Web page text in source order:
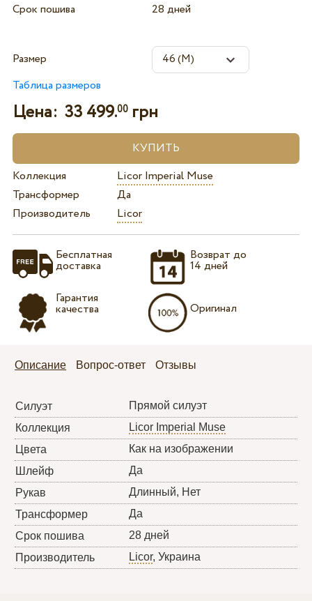
Срок пошива
28 дней
Размер
Таблица размеров
Цена: 33 499.00грн
Коллекция
Licor Imperial Muse
Трансформер
Да
Производитель
Licor
Бесплатная
доставка
Гарантия
качества
Возврат до
14 дней
Оригинал
Описание Вопрос-ответ Отзывы
Силуэт
Прямой силуэт
Коллекция
Licor Imperial Muse
Цвета
Как на изображении
Шлейф
Да
Рукав
Длинный, Нет
Трансформер
Да
Срок пошива
28 дней
Производитель
Licor, Украина